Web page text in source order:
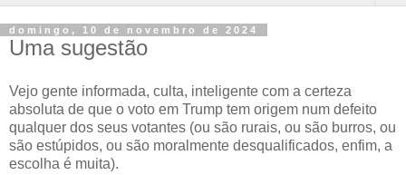
domingo, 10 de novembro de 2024
Uma sugestão
Vejo gente informada, culta, inteligente com a certeza
absoluta de que o voto em Trump tem origem num defeito
qualquer dos seus votantes (ou são rurais, ou são burros, ou
são estúpidos, ou são moralmente desqualificados, enfim, a
escolha é muita).